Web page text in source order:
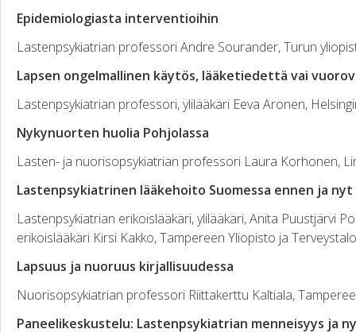
Epidemiologiasta interventioihin
Lastenpsykiatrian professori Andre Sourander, Turun
Lapsen ongelmallinen käytös, lääketiedettä vai
Lastenpsykiatrian professori, ylilääkäri Eeva Aronen,
Nykynuorten huolia Pohjolassa
Lasten- ja nuorisopsykiatrian professori Laura Korhonen,
Lastenpsykiatrinen lääkehoito Suomessa ennen ja nyt
Lastenpsykiatrian erikoislääkäri, ylilääkäri, Anita Puustjärvi
erikoislääkäri Kirsi Kakko, Tampereen Yliopisto ja Terveystalo
Lapsuus ja nuoruus kirjallisuudessa
Nuorisopsykiatrian professori Riittakerttu Kaltiala,
Paneelikeskustelu: Lastenpsykiatrian menneisyys ja